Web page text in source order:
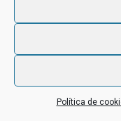
Política de